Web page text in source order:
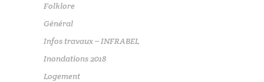
Folklore
Général
Infos travaux – INFRABEL
Inondations 2018
Logement